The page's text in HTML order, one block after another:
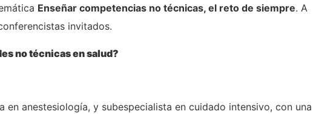
Enseñar competencias no técnicas, el reto de siempre. A
invitados.
no técnicas en salud?
en anestesiología, y subespecialista en cuidado intensivo, con una